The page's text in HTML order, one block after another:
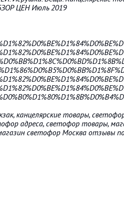
ЦЕН Июль 2019
канцелярские товары,
адреса, светофор товары,
светофор Москва отзывы